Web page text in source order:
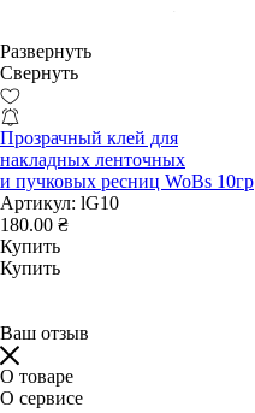
Развернуть
Свернуть
Прозрачный клей для
накладных ленточных
и пучковых ресниц WoBs 10гр
Артикул: lG10
180.00 ₴
Купить
Купить
Ваш отзыв
О товаре
О сервисе